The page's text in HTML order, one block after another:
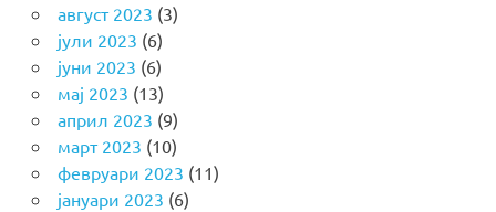
август 2023 (3)
јули 2023 (6)
јуни 2023 (6)
мај 2023 (13)
април 2023 (9)
март 2023 (10)
февруари 2023 (11)
јануари 2023 (6)